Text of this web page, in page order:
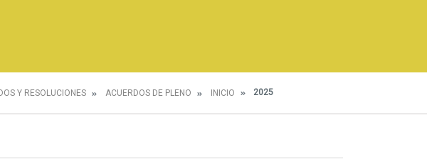
Y RESOLUCIONES ACUERDOS DE PLENO INICIO 2025